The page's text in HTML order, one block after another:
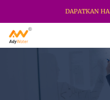
DAPATKAN